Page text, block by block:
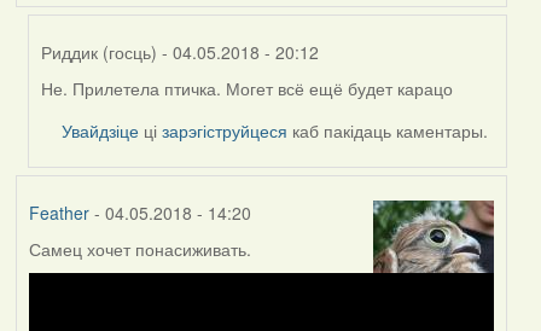
Риддик (госць) - 04.05.2018 - 20:12
In
reply
by
Не. Прилетела птичка. Могет всё ещё будет карацо
Увайдзіце цізарэгіструйцеся каб пакідаць каментары.
Feather- 04.05.2018 - 14:20
Самец хочет понасиживать.